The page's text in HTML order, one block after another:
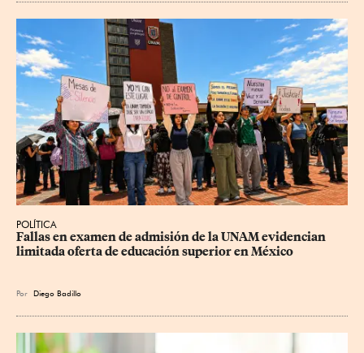
POLÍTICA
Fallas en examen de admisión de la UNAM evidencian
limitada oferta de educación superior en México
Por Diego Badillo